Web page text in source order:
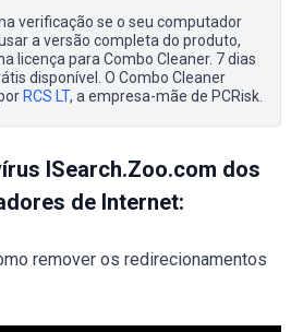
verificação se o seu computador
a versão completa do produto,
licença para Combo Cleaner. 7 dias
disponível. O Combo Cleaner
RCS LT, a empresa-mãe de PCRisk.
ISearch.Zoo.com dos
de Internet:
remover os redirecionamentos